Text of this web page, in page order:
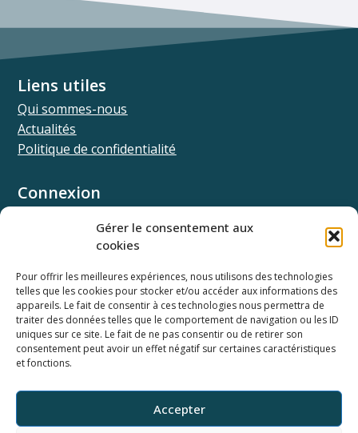
Gérer le consentement aux
cookies
Pour offrir les meilleures expériences, nous utilisons des technologies
telles que les cookies pour stocker et/ou accéder aux informations des
appareils. Le fait de consentir à ces technologies nous permettra de
traiter des données telles que le comportement de navigation ou les ID
uniques sur ce site. Le fait de ne pas consentir ou de retirer son
consentement peut avoir un effet négatif sur certaines caractéristiques
et fonctions.
Accepter
Horaires du support
Ressources
Documentation SSO
Documentation API
Webinaires
Ancienne base documentaire
Connexion
Univ.theia
Liens utiles
Qui sommes-nous
Actualités
Politique de confidentialité